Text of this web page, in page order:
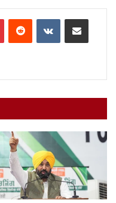
PinterestReddit VKontakteShare via Email